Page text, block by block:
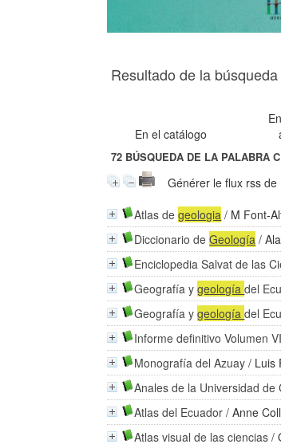
Resultado de la búsqueda
En el catálogo
72 BÚSQUEDA DE LA PALABRA
Générer le flux rss
Atlas degeologia / M Font-
Diccionario deGeología /
Enciclopedia Salvat de las
Geografía ygeologíadel
Geografía ygeologíadel
Informe definitivo Volumen
Monografía del Azuay / Luis
Anales de la Universidad de
Atlas del Ecuador /Anne
Atlas visual de las ciencias /